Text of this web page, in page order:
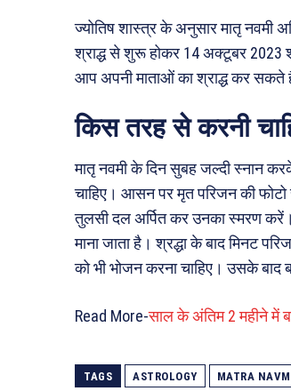
ज्योतिष शास्त्र के अनुसार मातृ नवमी
श्राद्ध से शुरू होकर 14 अक्टूबर 2023
आप अपनी माताओं का श्राद्ध कर सकते
किस तरह से करनी
मातृ नवमी के दिन सुबह जल्दी स्नान
चाहिए। आसन पर मृत परिजन की
तुलसी दल अर्पित कर उनका स्मरण करें।
माना जाता है। श्रद्धा के बाद मिनट
को भी भोजन करना चाहिए। उसके बाद
Read More-साल के अंतिम 2 महीने में
TAGS ASTROLOGY MATRA